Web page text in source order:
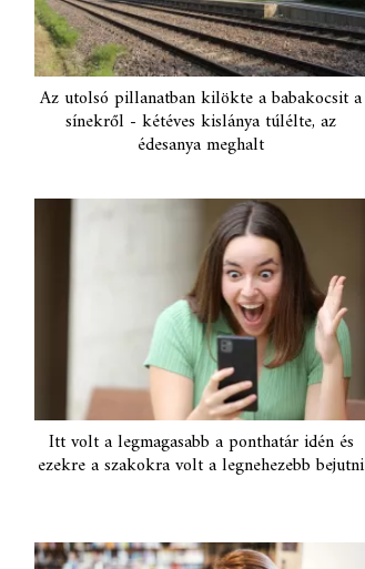
Az utolsó pillanatban kilökte a babakocsit a
sínekről - kétéves kislánya túlélte, az
édesanya meghalt
Itt volt a legmagasabb a ponthatár idén és
ezekre a szakokra volt a legnehezebb bejutni